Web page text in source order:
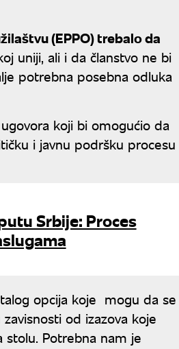
(EPPO) trebalo da
uniji, ali i da članstvo ne bi
potrebna posebna odluka
koji bi omogućio da
i javnu podršku procesu
Srbije: Proces
opcija koje mogu da se
od izazova koje
Potrebna nam je